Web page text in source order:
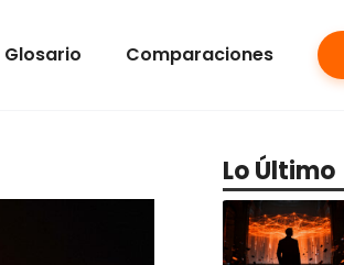
Glosario Comparaciones
Lo Último